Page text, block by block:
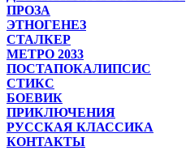
ПРОЗА
ЭТНОГЕНЕЗ
СТАЛКЕР
МЕТРО 2033
ПОСТАПОКАЛИПСИС
СТИКС
БОЕВИК
ПРИКЛЮЧЕНИЯ
РУССКАЯ КЛАССИКА
КОНТАКТЫ